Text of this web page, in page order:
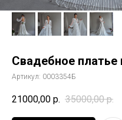
Свадебное
Артикул: 0003354Б
21000,00 р. 35000,00 р.